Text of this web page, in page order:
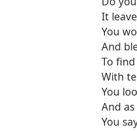
It
You
And
To
With
You
And
You